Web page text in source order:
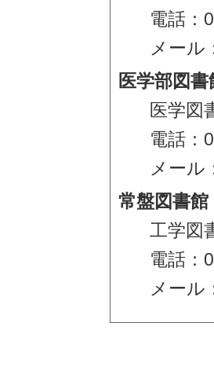
電話：
メール
医学部図書
医学図
電話：
メール
常盤図書館
工学図
電話：
メール